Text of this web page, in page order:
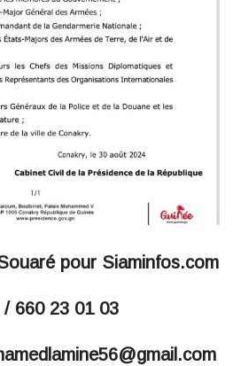
pour Siaminfos.com
660 23 01 03